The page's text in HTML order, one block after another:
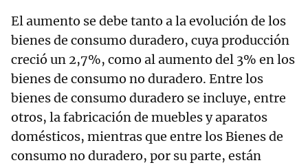
El aumento se debe tanto a la evolución de los
bienes de consumo duradero, cuya producción
creció un 2,7%, como al aumento del 3% en los
bienes de consumo no duradero. Entre los
bienes de consumo duradero se incluye, entre
otros, la fabricación de muebles y aparatos
domésticos, mientras que entre los Bienes de
consumo no duradero, por su parte, están